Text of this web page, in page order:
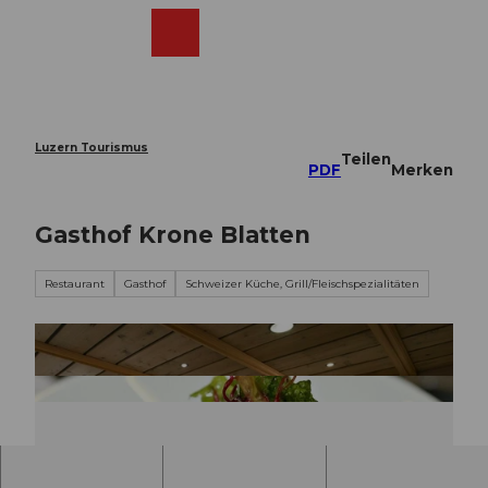
Luzern Tourismus
PDF
Teilen
Merken
Gasthof Krone Blatten
Restaurant Gasthof Schweizer Küche, Grill/Fleischspezialitäten